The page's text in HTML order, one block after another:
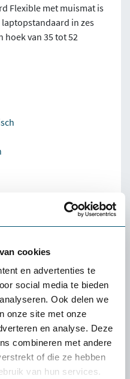
cookies
en advertenties te
social media te bieden
Ook delen we
onze site met onze
en analyse. Deze
combineren met andere
of die ze hebben
van hun services.
Flexible met muismat is
in zes
hoek van 35 tot 52
uit voorraad